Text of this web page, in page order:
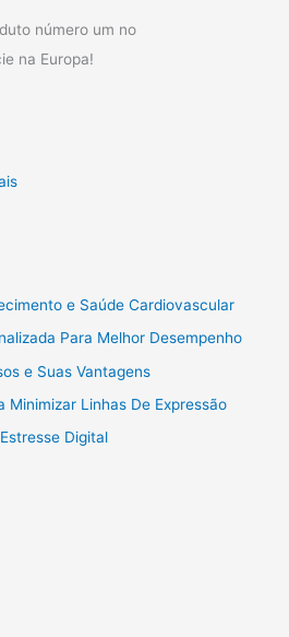
número um no
na Europa!
e Saúde Cardiovascular
Para Melhor Desempenho
e Suas Vantagens
Minimizar Linhas De Expressão
Digital